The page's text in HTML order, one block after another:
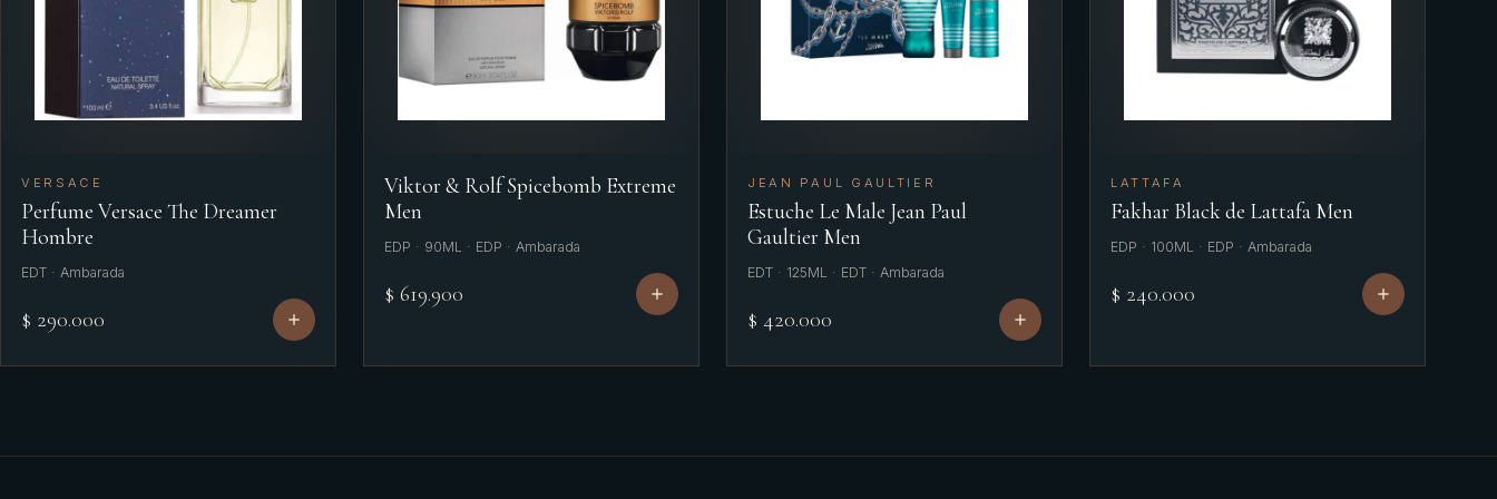
VERSACE
Perfume Versace The Dreamer
Hombre
EDT · Ambarada
$ 290.000
Viktor & Rolf Spicebomb Extreme
Men
EDP · 90ML · EDP · Ambarada
$ 619.900
JEAN PAUL GAULTIER
Estuche Le Male Jean Paul
Gaultier Men
EDT · 125ML · EDT · Ambarada
$ 420.000
LATTAFA
Fakhar Black de Lattafa Men
EDP · 100ML · EDP · Ambarada
$ 240.000